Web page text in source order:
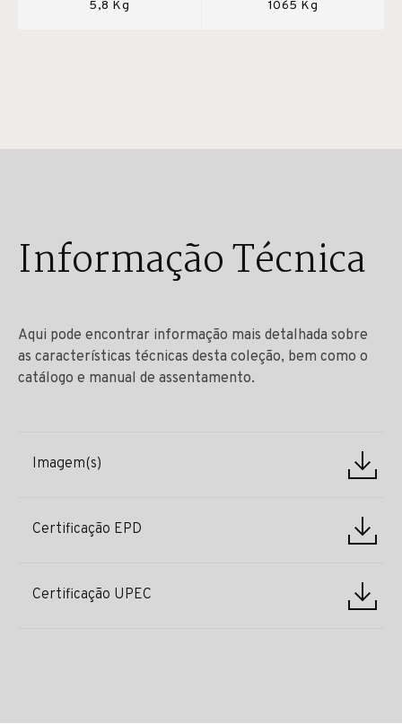
5,8 Kg 1065 Kg
Informação Técnica
Aqui pode encontrar informação mais detalhada sobre
as características técnicas desta coleção, bem como o
catálogo e manual de assentamento.
Imagem(s)
Certificação EPD
Certificação UPEC